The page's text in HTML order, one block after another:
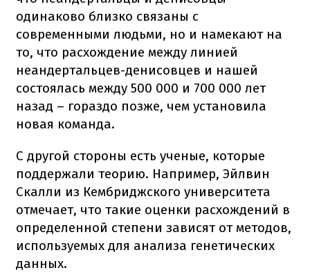
одинаково близко связаны с
современными людьми, но и намекают на
то, что расхождение между линией
неандертальцев-денисовцев и нашей
состоялась между 500 000 и 700 000 лет
назад – гораздо позже, чем установила
новая команда.
С другой стороны есть ученые, которые
поддержали теорию. Например, Эйлвин
Скалли из Кембриджского университета
отмечает, что такие оценки расхождений в
определенной степени зависят от методов,
используемых для анализа генетических
данных.